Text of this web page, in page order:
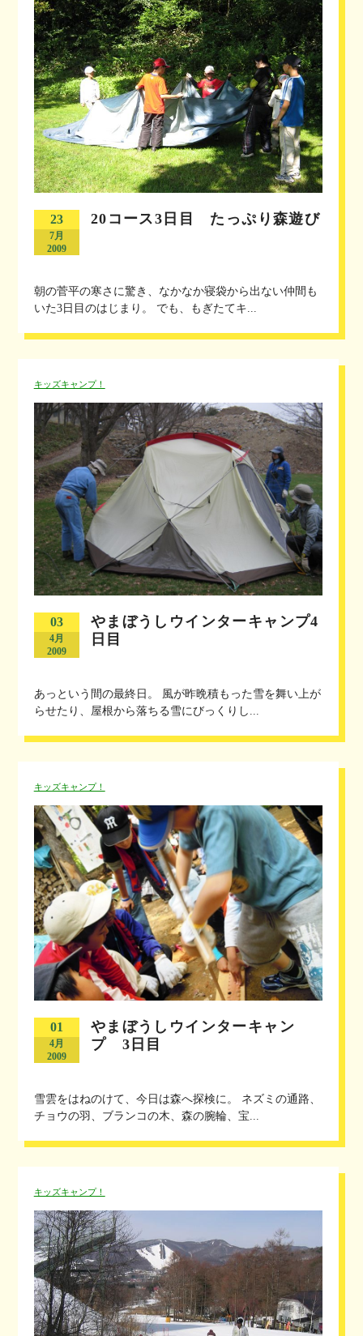
23
7月
2009
20コース3日目 たっぷり森遊び
朝の菅平の寒さに驚き、なかなか寝袋から出ない仲間も
いた3日目のはじまり。 でも、もぎたてキ...
キッズキャンプ！
03
4月
2009
やまぼうしウインターキャンプ4
日目
あっという間の最終日。 風が昨晩積もった雪を舞い上が
らせたり、屋根から落ちる雪にびっくりし...
キッズキャンプ！
01
4月
2009
やまぼうしウインターキャン
プ 3日目
雪雲をはねのけて、今日は森へ探検に。 ネズミの通路、
チョウの羽、ブランコの木、森の腕輪、宝...
キッズキャンプ！